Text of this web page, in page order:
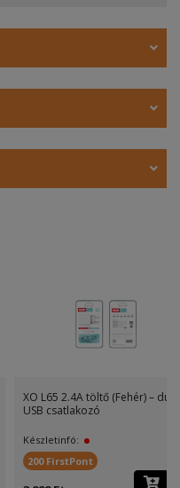
XO L65 2.4A töltő (Fehér) – dupla
USB csatlakozó
Készletinfó:
200 FirstPont